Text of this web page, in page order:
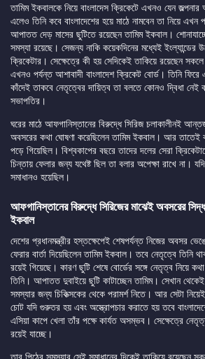
তামিম ইকবালকে নিয়ে বাংলাদেস ক্রিকেটে এখনও যেন
এলেও তিনি কবে বাংলাদেশের হয়ে মাঠে নামবেন তা নিয়ে
আপাতত দেড় মাসের ছুটিতে রয়েছেন তামিম ইকবাল।
সমস্যা রয়েছে। সেজন্য নাকি কয়েকদিনের মধ্যেই ইংল্যান্ডের
ক্রিকেটার। সেক্ষেত্রে কী হয় সেদিকেই তাকিয়ে রয়েছেন
এখনও পর্যন্ত আশাবাদী বাংলাদেশ ক্রিকেট বোর্ড। তিনি
কাঁদেই তাকবে নেতৃত্বের দায়িত্ব তা বলতে কোনও দ্বিধা নেই
সভাপতির।
ঘরের মাঠে আফগানিস্তানের বিরুদ্ধে সিরিজ চলাকালীনই
অবসরের কথা ঘোষণা করেছিলেন তামিম ইকবাল। আর তাতেই
পড়ে গিয়েছিল। বিশ্বকাপের বছরে তাদের দলের সেরা
চিন্তায় ফেলার জন্য যথেষ্ট ছিল তা বলার অপেক্ষা রাখে না।
সমাধানও হয়েছিল।
আফগানিস্তানের বিরুদ্ধে সিরিজের মাঝেই অবসরের
ইকবাল
দেশের প্রধানমন্ত্রীর হস্তক্ষেপেই শেষপর্যন্ত নিজের অবসর
ফেরার বার্তা দিয়েছিলেন তামিম ইকবাল। তবে নেতৃত্বে তিনি
রয়েই গিয়েছে। কারণ ছুটি শেষে বোর্ডের সঙ্গে নেতৃত্ব নিয়ে
তিনি। আপাতত দুবাইয়ে ছুটি কাটাচ্ছেন তামিম। সেখান থেকেই
সমস্যার জন্য চিকিত্সকের থেকে পরামর্শ নিতে। আর সেটা
চোট যদি গুরুতর হয় এবং অস্ত্রোপচার করাতে হয় তবে
এসিয়া কাপে খেলা তাঁর পক্ষে কার্যত অসম্ভব। সেক্ষেত্রে
রয়েই যাচ্ছে।